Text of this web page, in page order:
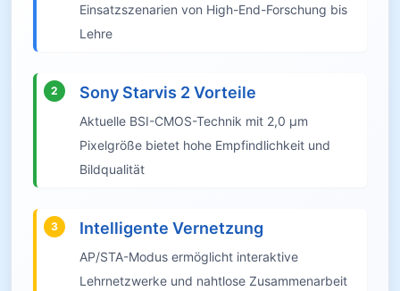
Einsatzszenarien von High-End-Forschung bis
Lehre
2 Sony Starvis 2 Vorteile
Aktuelle BSI-CMOS-Technik mit 2,0 µm
Pixelgröße bietet hohe Empfindlichkeit und
Bildqualität
3 Intelligente Vernetzung
AP/STA-Modus ermöglicht interaktive
Lehrnetzwerke und nahtlose Zusammenarbeit